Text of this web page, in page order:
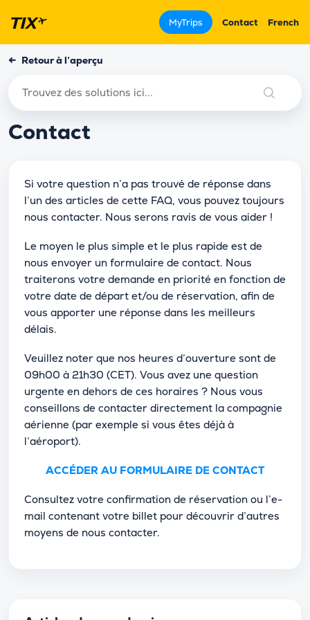
MyTrips Contact French
← Retour à l’aperçu
Contact
Si votre question n’a pas trouvé de réponse dans
l’un des articles de cette FAQ, vous pouvez toujours
nous contacter. Nous serons ravis de vous aider !
Le moyen le plus simple et le plus rapide est de
nous envoyer un formulaire de contact. Nous
traiterons votre demande en priorité en fonction de
votre date de départ et/ou de réservation, afin de
vous apporter une réponse dans les meilleurs
délais.
Veuillez noter que nos heures d’ouverture sont de
09h00 à 21h30 (CET). Vous avez une question
urgente en dehors de ces horaires ? Nous vous
conseillons de contacter directement la compagnie
aérienne (par exemple si vous êtes déjà à
l’aéroport).
ACCÉDER AU FORMULAIRE DE CONTACT
Consultez votre confirmation de réservation ou l’e-
mail contenant votre billet pour découvrir d’autres
moyens de nous contacter.